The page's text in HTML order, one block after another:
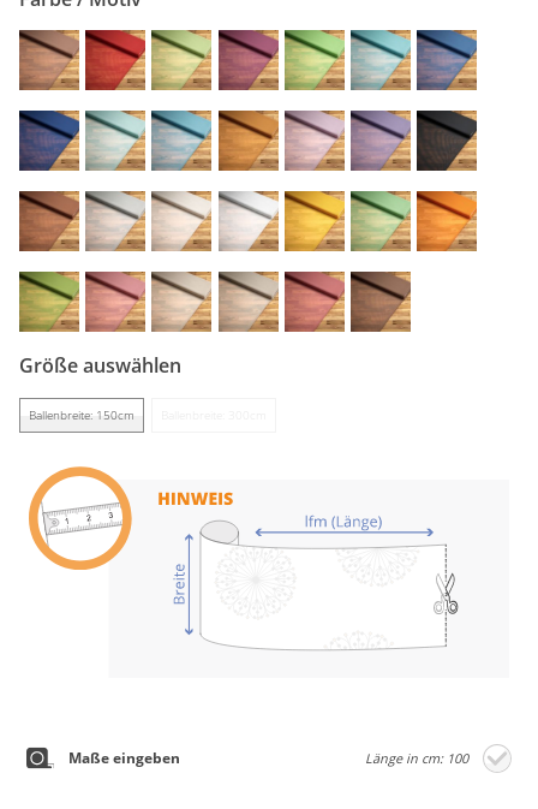
Stoffe
Panneaux
Größe auswählen
Ballenbreite: 150cm
Maße eingeben Länge in cm: 100